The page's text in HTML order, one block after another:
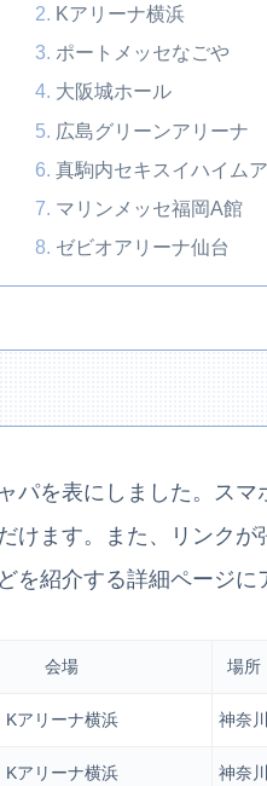
Kアリーナ横浜
ポートメッセなごや
大阪城ホール
広島グリーンアリーナ
真駒内セキスイハイム
マリンメッセ福岡A館
ゼビオアリーナ仙台
パを表にしました。ス
けます。また、リンク
を紹介する詳細ページに
会場 場所
Kアリーナ横浜 神奈川
Kアリーナ横浜 神奈川